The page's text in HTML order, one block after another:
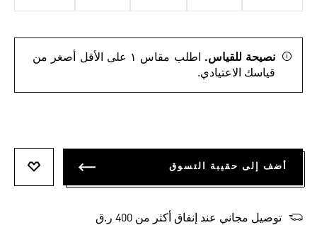
نصيحة للقياس.
اطلب مقاس ١ على الأقل أصغر من
قياسك الاعتيادي.
أضف إلى حقيبة التسوق
توصيل مجاني عند إنفاق أكثر من 400 ر.ق